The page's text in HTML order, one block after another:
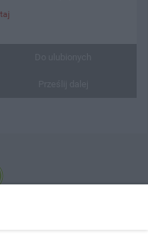
Serwis Informacyjny Miasta